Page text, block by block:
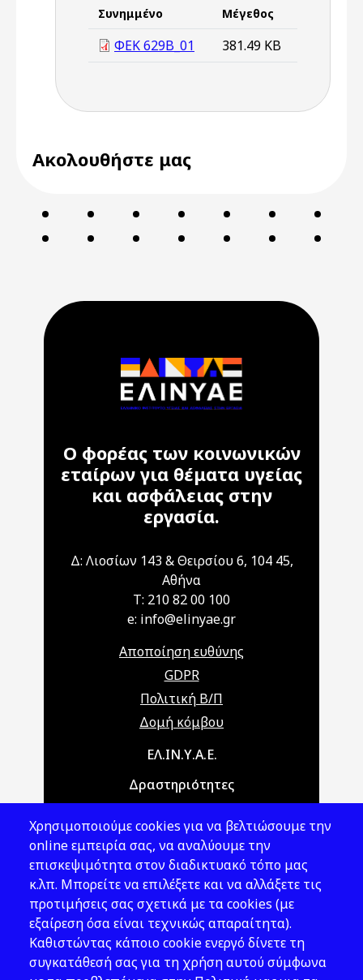
Συνημμένο Μέγεθος
ΦΕΚ 629Β_01 381.49 KB
Ακολουθήστε μας
Ο φορέας των κοινωνικών
εταίρων για θέματα υγείας
και ασφάλειας στην
εργασία.
Δ: Λιοσίων 143 & Θειρσίου 6, 104 45,
Αθήνα
T: 210 82 00 100
e: info@elinyae.gr
Αποποίηση ευθύνης
GDPR
Πολιτική Β/Π
Δομή κόμβου
Main navigationΕΛ.ΙΝ.Υ.Α.Ε.
Δραστηριότητες
Νομοθεσία
Εκδόσεις
Νέα - Εκδηλώσεις
Ακολουθήστε μας
Χρησιμοποιούμε cookies για να βελτιώσουμε την
online εμπειρία σας, να αναλύουμε την
επισκεψιμότητα στον διαδικτυακό τόπο μας
κ.λπ. Μπορείτε να επιλέξετε και να αλλάξετε τις
προτιμήσεις σας σχετικά με τα cookies (με
εξαίρεση όσα είναι τεχνικώς απαραίτητα).
Καθιστώντας κάποιο cookie ενεργό δίνετε τη
συγκατάθεσή σας για τη χρήση αυτού σύμφωνα